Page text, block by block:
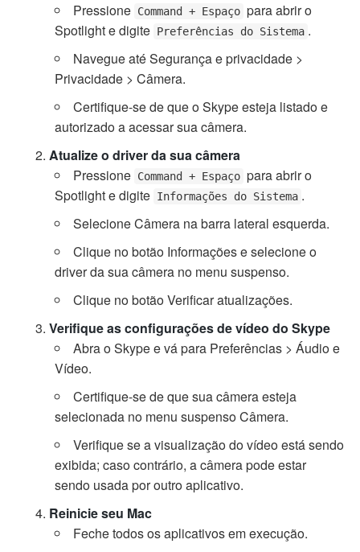
Pressione Command + Espaço para abrir o
Spotlight e digite Preferências do Sistema .
Navegue até Segurança e privacidade >
Privacidade > Câmera.
Certifique-se de que o Skype esteja listado e
autorizado a acessar sua câmera.
Atualize o driver da sua câmera
Pressione Command + Espaço para abrir o
Spotlight e digite Informações do Sistema .
Selecione Câmera na barra lateral esquerda.
Clique no botão Informações e selecione o
driver da sua câmera no menu suspenso.
Clique no botão Verificar atualizações.
Verifique as configurações de vídeo do Skype
Abra o Skype e vá para Preferências > Áudio e
Vídeo.
Certifique-se de que sua câmera esteja
selecionada no menu suspenso Câmera.
Verifique se a visualização do vídeo está sendo
exibida; caso contrário, a câmera pode estar
sendo usada por outro aplicativo.
Reinicie seu Mac
Feche todos os aplicativos em execução.